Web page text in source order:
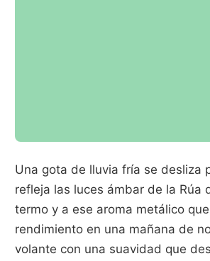
Una gota de lluvia fría se desliza
refleja las luces ámbar de la Rúa
termo y a ese aroma metálico
rendimiento en una mañana de
volante con una suavidad que